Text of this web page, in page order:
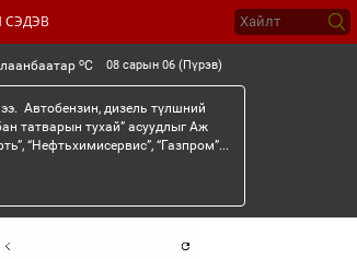
СЭДЭВ
oC 08 сарын 06 (Пүрэв)
Автобензин, дизель түлшний
татварын тухай” асуудлыг Аж
“Нефтьхимисервис”, “Газпром”...